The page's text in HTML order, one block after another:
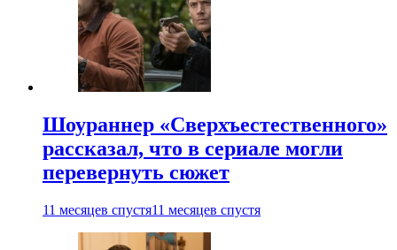
Шоураннер «Сверхъестественного»
рассказал, что в сериале могли
перевернуть сюжет
11 месяцев спустя11 месяцев спустя